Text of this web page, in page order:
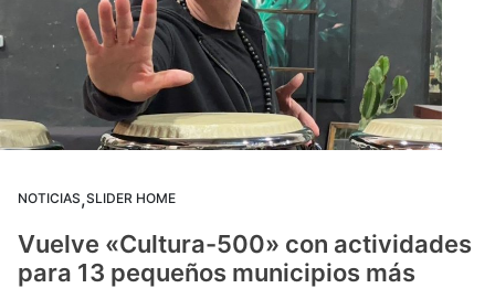
NOTICIAS,SLIDER HOME
Vuelve «Cultura-500» con actividades
para 13 pequeños municipios más